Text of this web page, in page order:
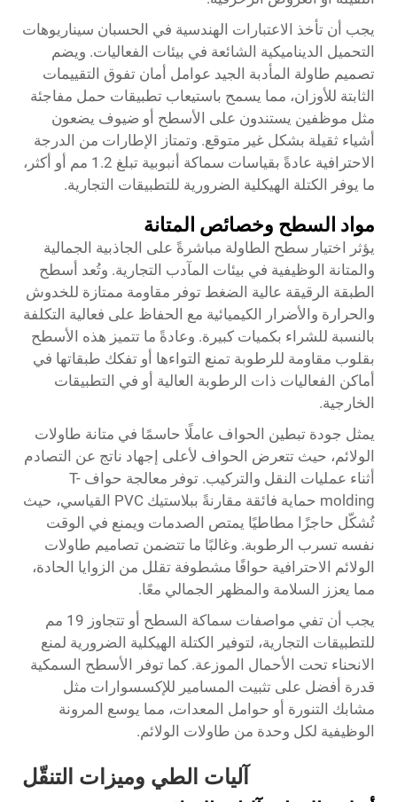
يجب أن تأخذ الاعتبارات الهندسية في الحسبان سيناريوهات
التحميل الديناميكية الشائعة في بيئات الفعاليات. ويضم
تصميم طاولة المأدبة الجيد عوامل أمان تفوق التقييمات
الثابتة للأوزان، مما يسمح باستيعاب تطبيقات حمل مفاجئة
مثل موظفين يستندون على الأسطح أو ضيوف يضعون
أشياء ثقيلة بشكل غير متوقع. وتمتاز الإطارات من الدرجة
الاحترافية عادةً بقياسات سماكة أنبوبية تبلغ 1.2 مم أو أكثر،
ما يوفر الكتلة الهيكلية الضرورية للتطبيقات التجارية.
مواد السطح وخصائص المتانة
يؤثر اختيار سطح الطاولة مباشرةً على الجاذبية الجمالية
والمتانة الوظيفية في بيئات المآدب التجارية. وتُعد أسطح
الطبقة الرقيقة عالية الضغط توفر مقاومة ممتازة للخدوش
والحرارة والأضرار الكيميائية مع الحفاظ على فعالية التكلفة
بالنسبة للشراء بكميات كبيرة. وعادةً ما تتميز هذه الأسطح
بقلوب مقاومة للرطوبة تمنع التواءها أو تفكك طبقاتها في
أماكن الفعاليات ذات الرطوبة العالية أو في التطبيقات
الخارجية.
يمثل جودة تبطين الحواف عاملًا حاسمًا في متانة طاولات
الولائم، حيث تتعرض الحواف لأعلى إجهاد ناتج عن التصادم
أثناء عمليات النقل والتركيب. توفر معالجة حواف T-
molding حماية فائقة مقارنةً ببلاستيك PVC القياسي، حيث
تُشكّل حاجزًا مطاطيًا يمتص الصدمات ويمنع في الوقت
نفسه تسرب الرطوبة. وغالبًا ما تتضمن تصاميم طاولات
الولائم الاحترافية حوافًا مشطوفة تقلل من الزوايا الحادة،
مما يعزز السلامة والمظهر الجمالي معًا.
يجب أن تفي مواصفات سماكة السطح أو تتجاوز 19 مم
للتطبيقات التجارية، لتوفير الكتلة الهيكلية الضرورية لمنع
الانحناء تحت الأحمال الموزعة. كما توفر الأسطح السمكية
قدرة أفضل على تثبيت المسامير للإكسسوارات مثل
مشابك التنورة أو حوامل المعدات، مما يوسع المرونة
الوظيفية لكل وحدة من طاولات الولائم.
آليات الطي وميزات التنقّل